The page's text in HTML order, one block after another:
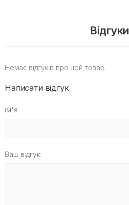
Відгуки
Немає відгуків про цей товар.
Написати відгук
ім'я
Ваш відгук: